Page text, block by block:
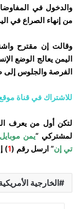
والدخول في
من إنهاء الصراع في
وقالت إن مقترح
اليمن يعالج الوضع
الفرصة والجلوس إلى
للاشتراك في قناة
لتكن أول من يعرف
لمشتركي “يمن موبايل
تي إن” ارسل رقم (1
)
الخارجية